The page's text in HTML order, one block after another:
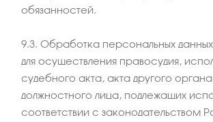
обязанностей.
9.3. Обработка персональных
для осуществления правосудия,
судебного акта, акта другого
должностного лица, подлежащих
соответствии с законодательством